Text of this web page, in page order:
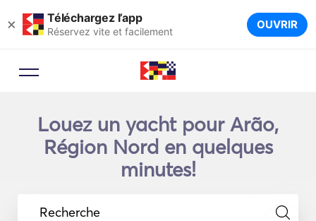
× Téléchargez l’app
Réservez vite et facilement OUVRIR
Louez un yacht pour Arão,
Région Nord en quelques
minutes!
Recherche